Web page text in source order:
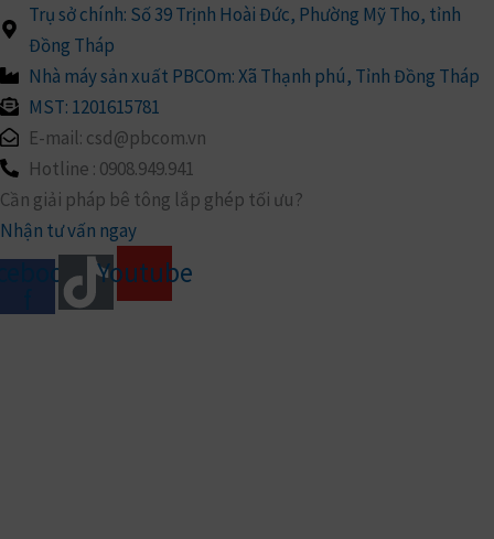
Trụ sở chính: Số 39 Trịnh Hoài Đức, Phường Mỹ Tho, tỉnh
Đồng Tháp
Nhà máy sản xuất PBCOm: Xã Thạnh phú, Tỉnh Đồng Tháp
MST: 1201615781
E-mail: csd@pbcom.vn
Hotline : 0908.949.941
Cần giải pháp bê tông lắp ghép tối ưu?
Nhận tư vấn ngay
Youtube